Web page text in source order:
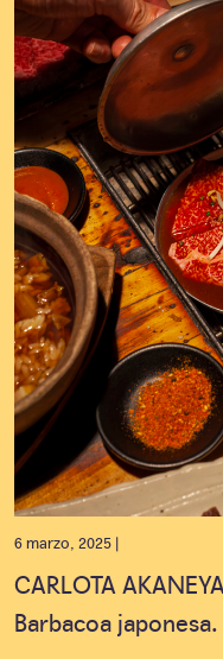
6 marzo, 2025 |
CARLOTA AKANEYA
Barbacoa japonesa.